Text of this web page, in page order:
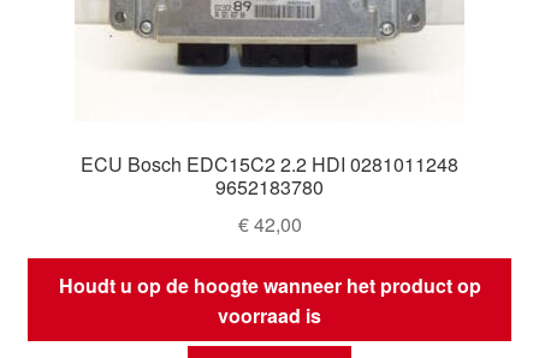
ECU Bosch EDC15C2 2.2 HDI 0281011248
9652183780
€42,00
Houdt u op de hoogte wanneer het product op
voorraad is